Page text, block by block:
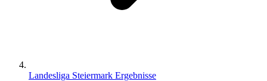
Landesliga Steiermark Ergebnisse